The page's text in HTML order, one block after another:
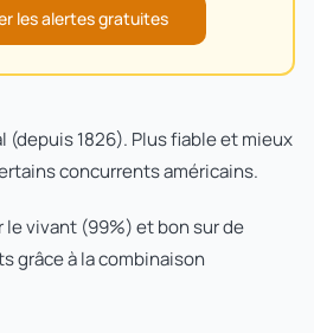
les alertes gratuites
(depuis 1826). Plus fiable et mieux
concurrents américains.
le vivant (99%) et bon sur de
grâce à la combinaison